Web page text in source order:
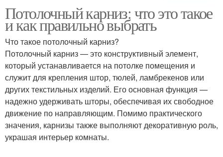
Карниз в зависимости Карниз к интерьеру
Карниз для комнаты
Потолочный карниз: что это такое
и как правильно выбрать
Что такое потолочный карниз?
Потолочный карниз — это конструктивный элемент,
который устанавливается на потолке помещения и
служит для крепления штор, тюлей, ламбрекенов или
других текстильных изделий. Его основная функция —
надежно удерживать шторы, обеспечивая их свободное
движение по направляющим. Помимо практического
значения, карнизы также выполняют декоративную роль,
украшая интерьер комнаты.